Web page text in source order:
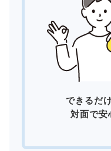
できるだ
対面で安